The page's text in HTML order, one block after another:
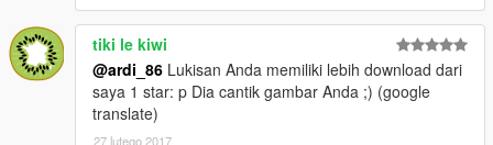
tiki le kiwi
@ardi_86 Lukisan Anda memiliki lebih download dari
saya 1 star: p Dia cantik gambar Anda ;) (google
translate)
27 lutego 2017